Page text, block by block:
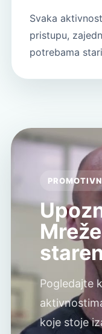
Svaka
pristupu,
potrebama
Pogledajte
koje stoje